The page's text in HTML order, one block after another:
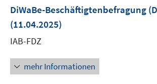
DiWaBe-Beschäftigtenbefragung
(11.04.2025)
IAB-FDZ
mehr Informationen